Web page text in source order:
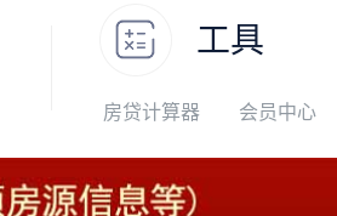
工具
房贷计算器 会员中心